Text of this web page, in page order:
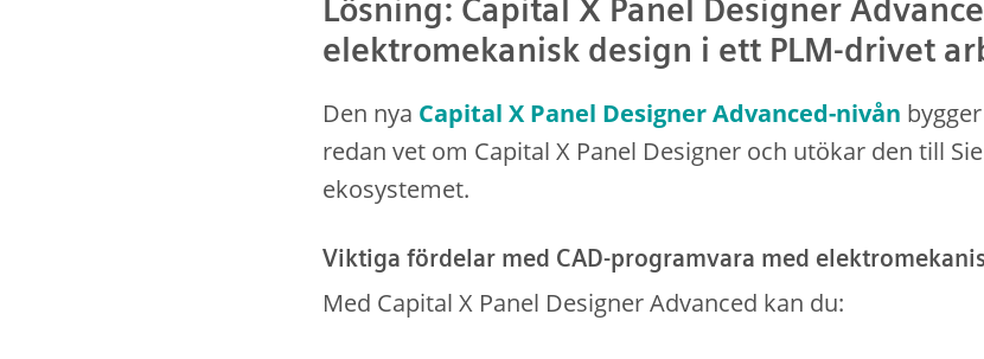
Lösning: Capital X Panel Designer
elektromekanisk design i ett PLM-drivet
Den nya Capital X Panel Designer Advanced-nivån
redan vet om Capital X Panel Designer och utökar den till
ekosystemet.
Viktiga fördelar med CAD-programvara med
Med Capital X Panel Designer Advanced kan du: